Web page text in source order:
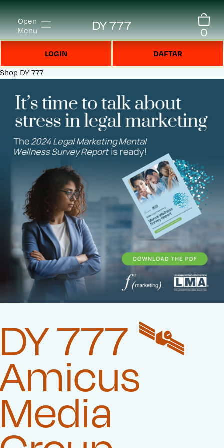
Open
Menu
DY 777 0
LOGIN DAFTAR
Shop DY 777
DY 777 🛰️‍
Amicus
Media